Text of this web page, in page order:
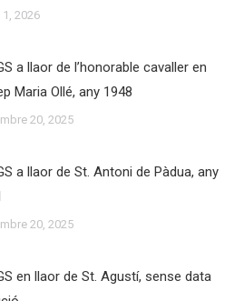
1, 2026
a llaor de l’honorable cavaller en
Maria Ollé, any 1948
20, 2025
a llaor de St. Antoni de Pàdua, any
20, 2025
en llaor de St. Agustí, sense data